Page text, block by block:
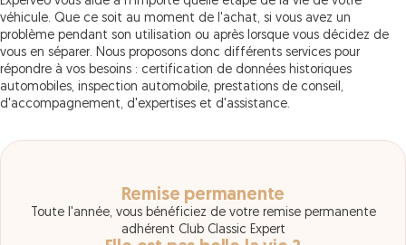
véhicule. Que ce soit au moment de l'achat, si vous avez un
problème pendant son utilisation ou après lorsque vous décidez de
vous en séparer. Nous proposons donc différents services pour
répondre à vos besoins : certification de données historiques
automobiles, inspection automobile, prestations de conseil,
d'accompagnement, d'expertises et d'assistance.
Remise permanente
Toute l'année, vous bénéficiez de votre remise permanente
adhérent Club Classic Expert